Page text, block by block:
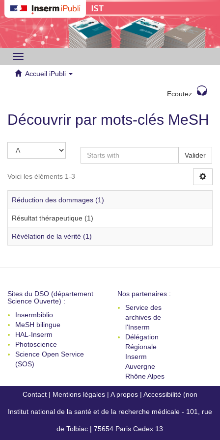
Toggle
navigation
Accueil iPubli
Ecoutez
Découvrir par mots-clés MeSH
Valider
Voici les éléments 1-3
Réduction des dommages (1)
Résultat thérapeutique (1)
Révélation de la vérité (1)
Sites du DSO (département
Science Ouverte) :
Insermbiblio
MeSH bilingue
HAL-Inserm
Photoscience
Science Open Service
(SOS)
Nos partenaires :
Service des
archives de
l'Inserm
Délégation
Régionale
Inserm
Auvergne
Rhône Alpes
Contact | Mentions légales | A propos | Accessibilité (non
conforme)
Institut national de la santé et de la recherche médicale - 101, rue
de Tolbiac | 75654 Paris Cedex 13